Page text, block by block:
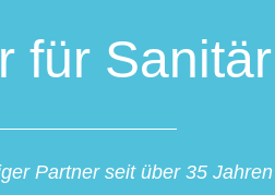
für
Partner seit über 35